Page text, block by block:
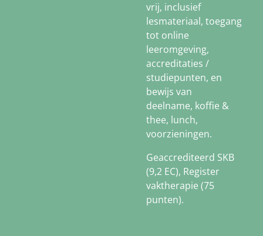
vrij, inclusief
lesmateriaal, toegang
tot online
leeromgeving,
accreditaties /
studiepunten, en
bewijs van
deelname, koffie &
thee, lunch,
voorzieningen.
Geaccrediteerd SKB
(9,2 EC), Register
vaktherapie (75
punten).